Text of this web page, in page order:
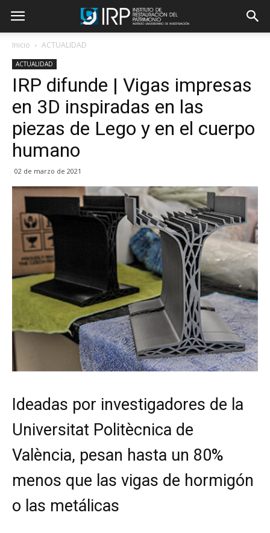
Inicio ACTUALIDAD
ACTUALIDAD
IRP difunde | Vigas impresas
en 3D inspiradas en las
piezas de Lego y en el cuerpo
humano
02 de marzo de 2021
Ideadas por investigadores de la
Universitat Politècnica de
València, pesan hasta un 80%
menos que las vigas de hormigón
o las metálicas